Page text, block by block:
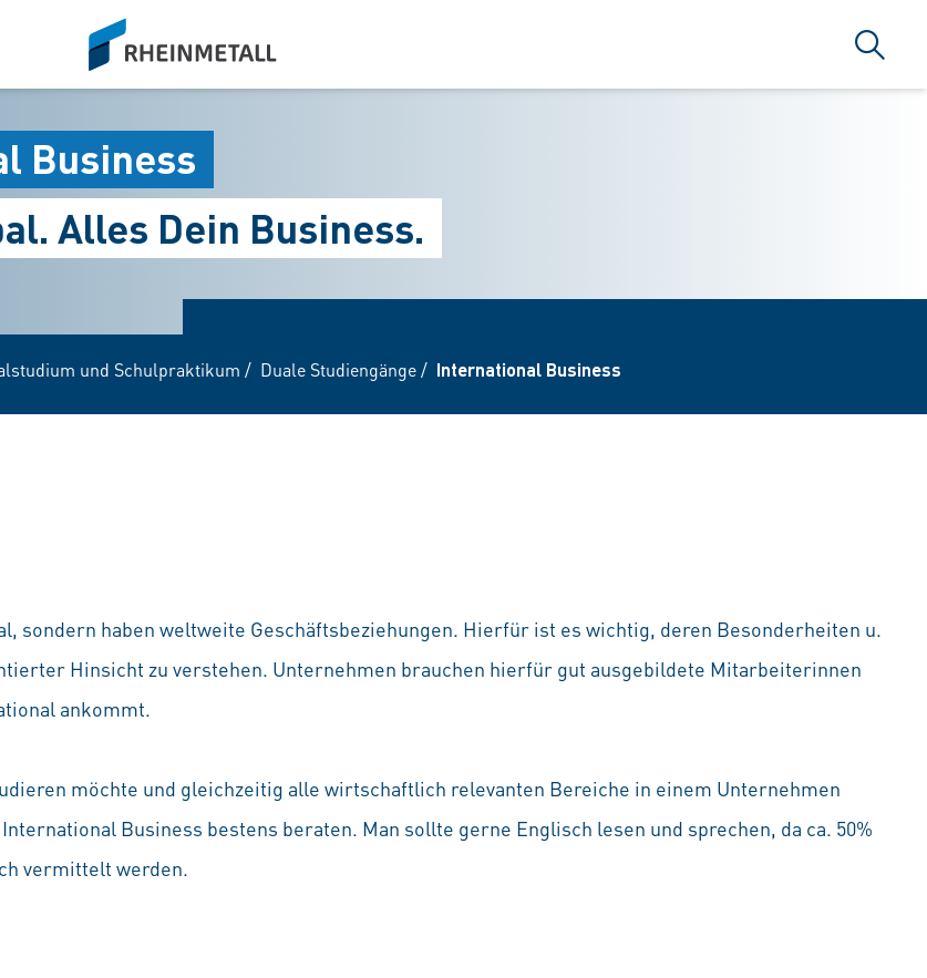
siteLogo
Suche
Business
Alles Dein Business.
und Schulpraktikum / Duale Studiengänge/ International Business
sondern haben weltweite Geschäftsbeziehungen. Hierfür ist es wichtig, deren Besonderheiten u.
Hinsicht zu verstehen. Unternehmen brauchen hierfür gut ausgebildete Mitarbeiterinnen
ankommt.
möchte und gleichzeitig alle wirtschaftlich relevanten Bereiche in einem Unternehmen
Business bestens beraten. Man sollte gerne Englisch lesen und sprechen, da ca. 50%
vermittelt werden.